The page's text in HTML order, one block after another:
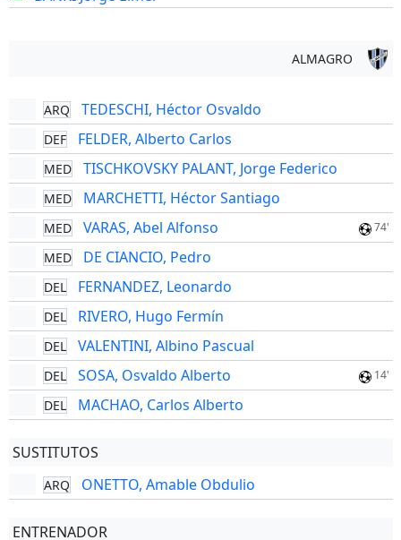
ALMAGRO
ARQ TEDESCHI, Héctor Osvaldo
DEF FELDER, Alberto Carlos
MED TISCHKOVSKY PALANT, Jorge Federico
MED MARCHETTI, Héctor Santiago
MED VARAS, Abel Alfonso 74'
MED DE CIANCIO, Pedro
DEL FERNANDEZ, Leonardo
DEL RIVERO, Hugo Fermín
DEL VALENTINI, Albino Pascual
DEL SOSA, Osvaldo Alberto 14'
DEL MACHAO, Carlos Alberto
SUSTITUTOS
ARQ ONETTO, Amable Obdulio
ENTRENADOR